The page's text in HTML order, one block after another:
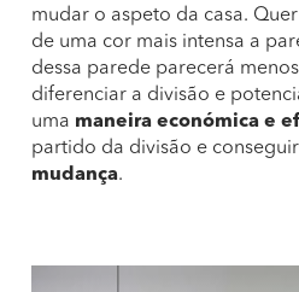
mudar o aspeto da casa.
de uma cor mais intensa a
dessa parede parecerá
diferenciar a divisão e
uma maneira económica e
partido da divisão e
mudança.